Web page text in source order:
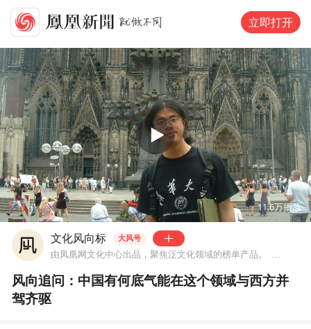
立即打开
00:00 05:45
11.6万播放
文化风向标 大风号
由凤凰网文化中心出品，聚焦泛文化领域的榜单产品。 来自四川
风向追问：中国有何底气能在这个领域与西方并
驾齐驱